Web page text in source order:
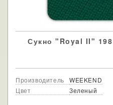
Сукно "Royal II"
Производитель
WEEKEND
Цвет
Зеленый